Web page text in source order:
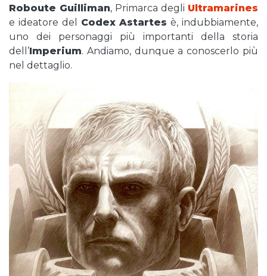
Roboute Guilliman, Primarca degli Ultramarines
e ideatore del Codex Astartes è, indubbiamente,
uno dei personaggi più importanti della storia
dell’Imperium. Andiamo, dunque a conoscerlo più
nel dettaglio.